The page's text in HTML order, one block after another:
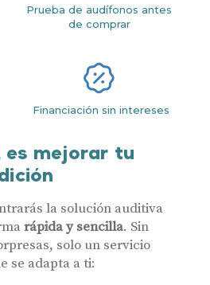
Prueba de audífonos antes
de comprar
Financiación sin intereses
mejorar tu
la solución auditiva
rápida y sencilla. Sin
solo un servicio
se adapta a ti: